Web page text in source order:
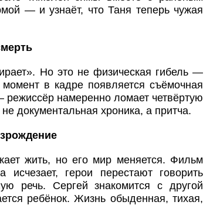
— и узнаёт, что Таня теперь чужая
Но это не физическая гибель —
в кадре появляется съёмочная
намеренно ломает четвёртую
документальная хроника, а притча.
жить, но его мир меняется. Фильм
исчезает, герои перестают говорить
речь. Сергей знакомится с другой
ребёнок. Жизнь обыденная, тихая,